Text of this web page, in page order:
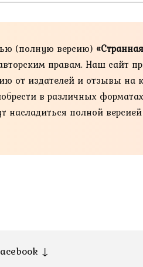
(полную версию) «Странная
правам. Наш сайт
от издателей и отзывы на
в различных
насладиться полной версией
↓